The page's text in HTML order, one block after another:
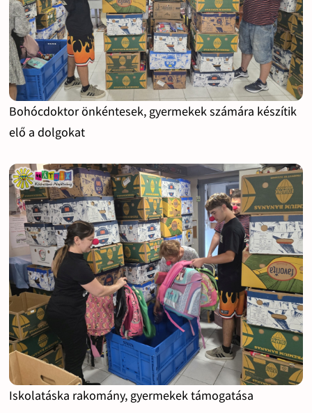
Bohócdoktor önkéntesek, gyermekek számára készítik
elő a dolgokat
Iskolatáska rakomány, gyermekek támogatása